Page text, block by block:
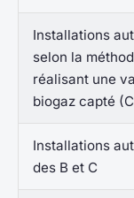
Installations
selon la
réalisant une
biogaz capté
Installations
des B et C